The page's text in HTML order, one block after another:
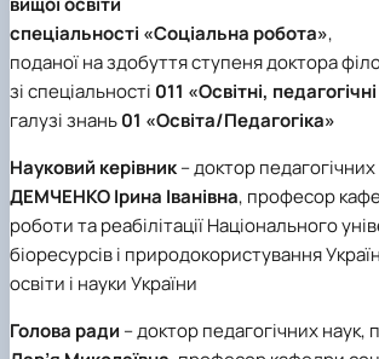
Працевлаштування
Студентські квитки
Інклюзивне середовище
Наукові школи
Стартап школа НУБіП
Форми документів
Патентно-ліцензійна
садово-паркове
медицина»
Обладнання НУБіП
Наукові видання
Досліднику та автору
Звіт про проведення
Наукові журнали НУБіП
Пам'ятка про
заходів
Порядок планування та
Результати науково-
Монографії
Наука для бізнесу
Каталог наукових
«SEB-2024»
Рада роботодавців
Благодійний фонд
2020»
Видатні випускники та
Звіт ректора
Пам'яті захисників
Почесні доктори і
Університетський кур'єр
Вибори ректора
Програма розвитку
ініціатива – 2025»
Державні закупівлі
Офіційна символіка
Антикорупційні заходи
Уповноважена особа з
Положення про
уповноваженого НУБіП
Національні
Нормативно-правові
Інформаційні ресурси
Методичні роз’яснення
Антикорупційні заходи
Гендерна радниця
спеціальності «Соціальна робота»,
поданої на здобуття ступеня доктора
зі спеціальності 011 «Освітні,
галузі знань01 «Освіта/Педагогіка»
Науковий керівник– доктор
ДЕМЧЕНКО Ірина Іванівна, професор
роботи та реабілітації Національного
біоресурсів і природокористування
освіти і науки України
Голова ради – доктор педагогічних